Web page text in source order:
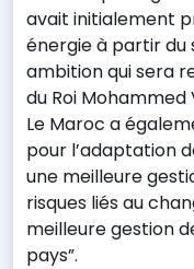
avait initialement
énergie à partir du
ambition qui sera
du Roi Mohammed
Le Maroc a
pour l’adaptation
une meilleure
risques liés au
meilleure gestion
pays”.